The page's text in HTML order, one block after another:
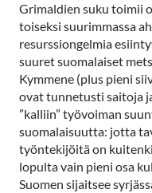
Grimaldien suku toimii
toiseksi suurimmassa
resurssiongelmia
suuret suomalaiset
Kymmene (plus pieni
ovat tunnetusti saitoja
”kalliin” työvoiman
suomalaisuutta: jotta
työntekijöitä on
lopulta vain pieni osa
Suomen sijaitsee